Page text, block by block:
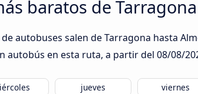
baratos de
autobuses salen de Tarragona hasta
autobús en esta ruta, a partir del 08/08/
jueves viernes